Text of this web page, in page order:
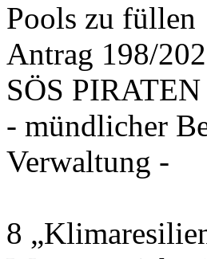
Pools zu füllen
Antrag 198/
SÖS
- mündlicher
Verwaltung -
8